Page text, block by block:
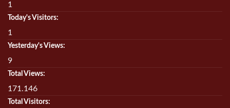
1
Today's Visitors:
1
Yesterday's Views:
9
Total Views:
171.146
Total Visitors: